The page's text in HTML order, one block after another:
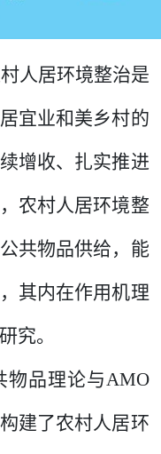
人居环境整治是
宜业和美乡村的
增收、扎实推进
农村人居环境整
共物品供给，能
其内在作用机理
究。
物品理论与 AMO
建了农村人居环